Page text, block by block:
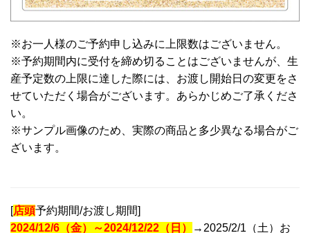
※お一人様のご予約申し込みに上限数はございません。
※予約期間内に受付を締め切ることはございませんが、生
産予定数の上限に達した際には、お渡し開始日の変更をさ
せていただく場合がございます。あらかじめご了承くださ
い。
※サンプル画像のため、実際の商品と多少異なる場合がご
ざいます。
[店頭予約期間/お渡し期間]
2024/12/6（金）～2024/12/22（日）
→2025/2/1（土）お